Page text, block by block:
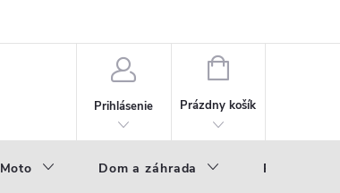
Prihlásenie
NÁKUPNÝ
Prázdny košík
Moto Dom a záhrada